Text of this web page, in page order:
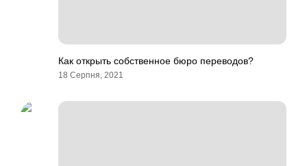
Как открыть собственное бюро переводов?
18 Серпня, 2021